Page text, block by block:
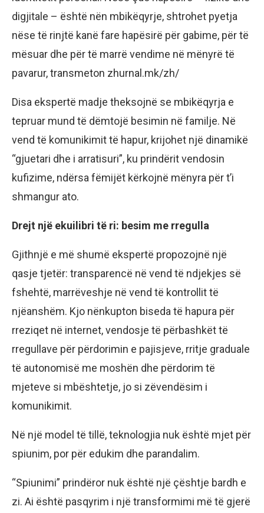
digjitale – është nën mbikëqyrje, shtrohet pyetja
nëse të rinjtë kanë fare hapësirë për gabime, për të
mësuar dhe për të marrë vendime në mënyrë të
pavarur, transmeton zhurnal.mk/zh/
Disa ekspertë madje theksojnë se mbikëqyrja e
tepruar mund të dëmtojë besimin në familje. Në
vend të komunikimit të hapur, krijohet një dinamikë
“gjuetari dhe i arratisuri”, ku prindërit vendosin
kufizime, ndërsa fëmijët kërkojnë mënyra për t’i
shmangur ato.
Drejt një ekuilibri të ri: besim me rregulla
Gjithnjë e më shumë ekspertë propozojnë një
qasje tjetër: transparencë në vend të ndjekjes së
fshehtë, marrëveshje në vend të kontrollit të
njëanshëm. Kjo nënkupton biseda të hapura për
rreziqet në internet, vendosje të përbashkët të
rregullave për përdorimin e pajisjeve, rritje graduale
të autonomisë me moshën dhe përdorim të
mjeteve si mbështetje, jo si zëvendësim i
komunikimit.
Në një model të tillë, teknologjia nuk është mjet për
spiunim, por për edukim dhe parandalim.
“Spiunimi” prindëror nuk është një çështje bardh e
zi. Ai është pasqyrim i një transformimi më të gjerë